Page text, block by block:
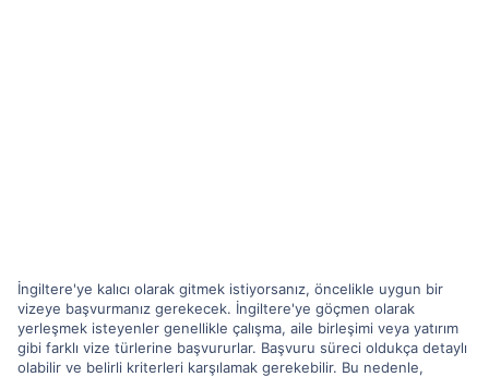
İngiltere'ye kalıcı olarak gitmek istiyorsanız, öncelikle uygun bir
vizeye başvurmanız gerekecek. İngiltere'ye göçmen olarak
yerleşmek isteyenler genellikle çalışma, aile birleşimi veya yatırım
gibi farklı vize türlerine başvururlar. Başvuru süreci oldukça detaylı
olabilir ve belirli kriterleri karşılamak gerekebilir. Bu nedenle,